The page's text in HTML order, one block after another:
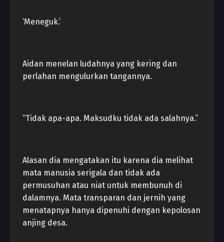
‘Meneguk.’
Aidan menelan ludahnya yang kering dan
perlahan mengulurkan tangannya.
“Tidak apa-apa. Maksudku tidak ada salahnya.”
Alasan dia mengatakan itu karena dia melihat
mata manusia serigala dan tidak ada
permusuhan atau niat untuk membunuh di
dalamnya. Mata transparan dan jernih yang
menatapnya hanya dipenuhi dengan kepolosan
anjing desa.